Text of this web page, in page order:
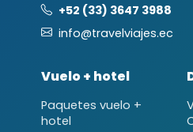
+52 (33) 3647 3988
info@travelviajes.ec
Vuelo + hotel
Paquetes vuelo +
hotel